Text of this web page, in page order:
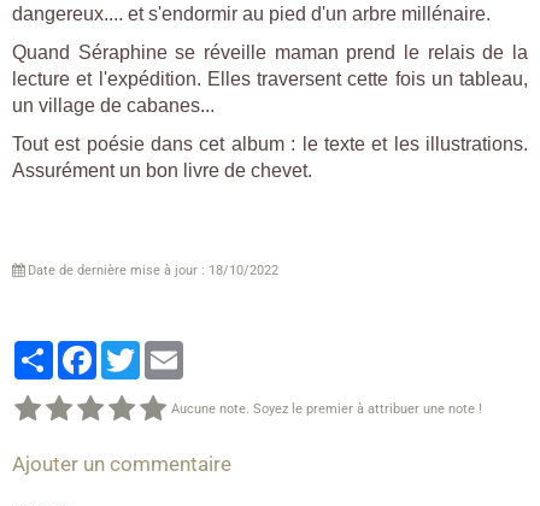
dangereux.... et s'endormir au pied d'un arbre millénaire.
Quand Séraphine se réveille maman prend le relais de la
lecture et l'expédition. Elles traversent cette fois un tableau,
un village de cabanes...
Tout est poésie dans cet album : le texte et les illustrations.
Assurément un bon livre de chevet.
Date de dernière mise à jour : 18/10/2022
PartagerFacebook
Twitter
Aucune note. Soyez le premier à attribuer une note !
Ajouter un commentaire